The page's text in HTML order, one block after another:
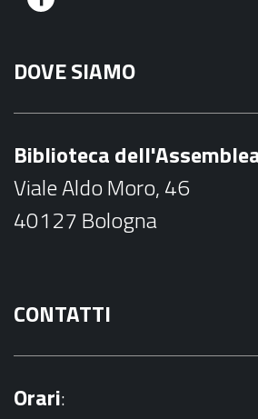
F
c
e
o
k
DOVE SIAMO
Biblioteca
Viale Aldo Moro, 46
40127 Bologna
CONTATTI
Orari: